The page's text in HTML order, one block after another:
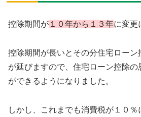
控除期間が １０年から１３年に変更
控除期間が長いとその分住宅ローン
が延びますので、住宅ローン控除の
ができるようになりました。
しかし、これまでも消費税が１０